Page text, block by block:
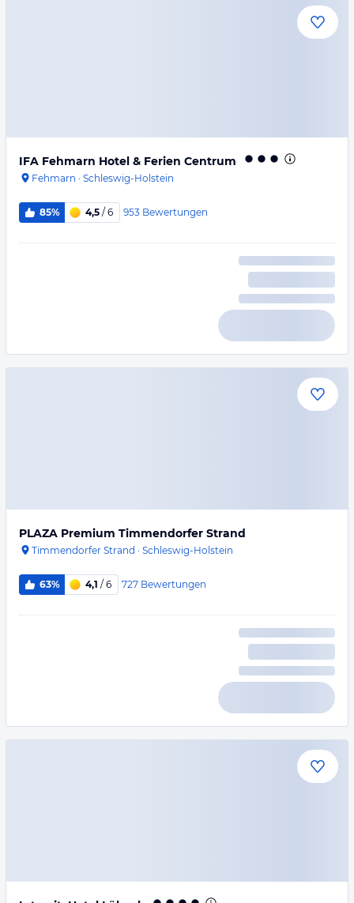
IFA Fehmarn Hotel & Ferien Centrum
Fehmarn · Schleswig-Holstein
85% 4,5 / 6 953 Bewertungen
PLAZA Premium Timmendorfer Strand
Timmendorfer Strand · Schleswig-Holstein
63% 4,1 / 6 727 Bewertungen